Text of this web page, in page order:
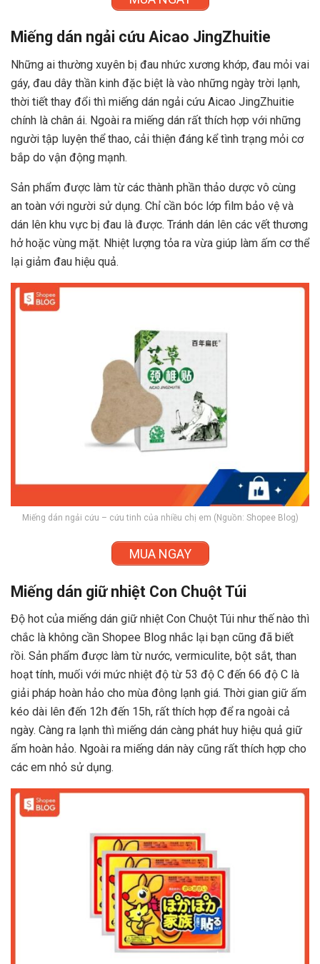
Miếng dán ngải cứu Aicao JingZhuitie
Những ai thường xuyên bị đau nhức xương khớp, đau mỏi vai
gáy, đau dây thần kinh đặc biệt là vào những ngày trời lạnh,
thời tiết thay đổi thì miếng dán ngải cứu Aicao JingZhuitie
chính là chân ái. Ngoài ra miếng dán rất thích hợp với những
người tập luyện thể thao, cải thiện đáng kể tình trạng mỏi cơ
bắp do vận động mạnh.
Sản phẩm được làm từ các thành phần thảo dược vô cùng
an toàn với người sử dụng. Chỉ cần bóc lớp film bảo vệ và
dán lên khu vực bị đau là được. Tránh dán lên các vết thương
hở hoặc vùng mặt. Nhiệt lượng tỏa ra vừa giúp làm ấm cơ thể
lại giảm đau hiệu quả.
Miếng dán ngải cứu – cứu tinh của nhiều chị em (Nguồn: Shopee Blog)
MUA NGAY
Miếng dán giữ nhiệt Con Chuột Túi
Độ hot của miếng dán giữ nhiệt Con Chuột Túi như thế nào thì
chắc là không cần Shopee Blog nhắc lại bạn cũng đã biết
rồi. Sản phẩm được làm từ nước, vermiculite, bột sắt, than
hoạt tính, muối với mức nhiệt độ từ 53 độ C đến 66 độ C là
giải pháp hoàn hảo cho mùa đông lạnh giá. Thời gian giữ ấm
kéo dài lên đến 12h đến 15h, rất thích hợp để ra ngoài cả
ngày. Càng ra lạnh thì miếng dán càng phát huy hiệu quả giữ
ấm hoàn hảo. Ngoài ra miếng dán này cũng rất thích hợp cho
các em nhỏ sử dụng.